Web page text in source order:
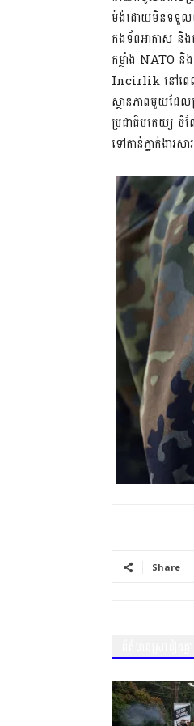
ម៉ង់ដោយមិនទទួល
កងទ័ពអាកាស និង
កម្លាំង NATO និ
Incirlik នៅពេល
ស្ថានភាពមួយដែល
ប្រជាធិបតេយ្យ ចំ
ទៅកាន់ភ្នាក់ងារ
Share